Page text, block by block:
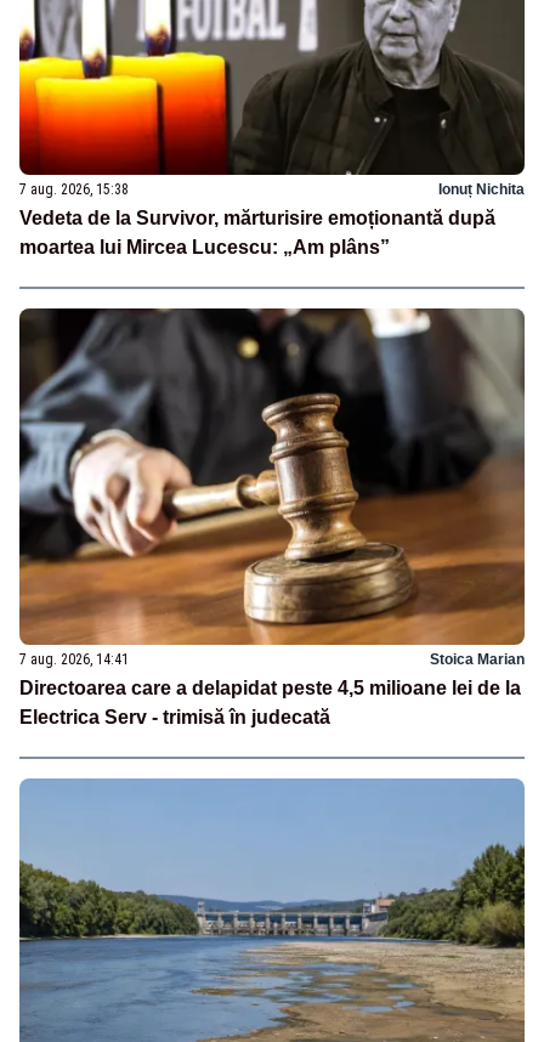
7 aug. 2026, 15:38 Ionuț Nichita
Vedeta de la Survivor, mărturisire emoționantă după
moartea lui Mircea Lucescu: „Am plâns”
7 aug. 2026, 14:41 Stoica Marian
Directoarea care a delapidat peste 4,5 milioane lei de la
Electrica Serv - trimisă în judecată